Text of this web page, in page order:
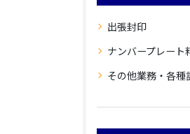
出張封印
ナンバープレート
その他業務・各種